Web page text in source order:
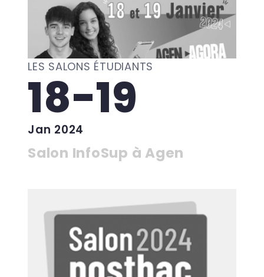
LES SALONS ÉTUDIANTS
18-19
Jan 2024
Salon InfoSup à Agen